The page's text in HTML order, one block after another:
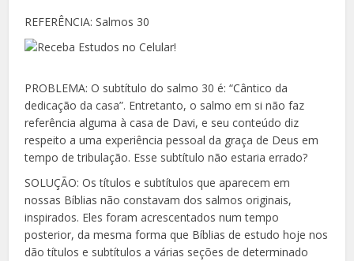
REFERÊNCIA: Salmos 30
PROBLEMA: O subtítulo do salmo 30 é: “Cântico da
dedicação da casa”. Entretanto, o salmo em si não faz
referência alguma à casa de Davi, e seu conteúdo diz
respeito a uma experiência pessoal da graça de Deus em
tempo de tribulação. Esse subtítulo não estaria errado?
SOLUÇÃO: Os títulos e subtítulos que aparecem em
nossas Bíblias não constavam dos salmos originais,
inspirados. Eles foram acrescentados num tempo
posterior, da mesma forma que Bíblias de estudo hoje nos
dão títulos e subtítulos a várias seções de determinado